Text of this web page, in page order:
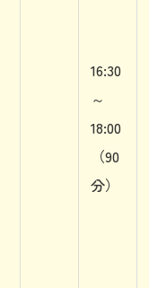
16:30
～
18:00
（90
分）